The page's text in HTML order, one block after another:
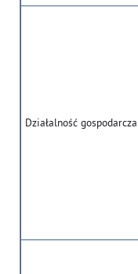
Działalność gospodarcza